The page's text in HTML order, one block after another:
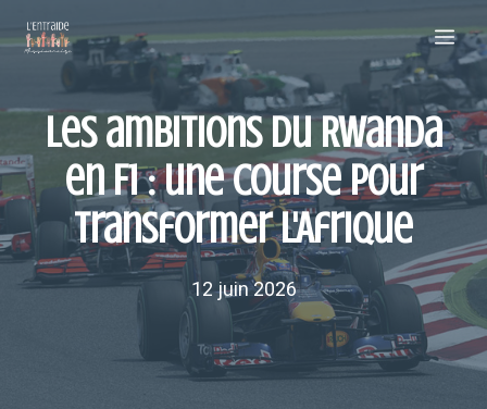
au
Les ambitions du Rwanda
en F1 : une course pour
transformer l'Afrique
12 juin 2026